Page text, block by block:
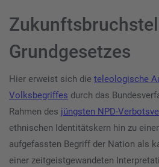
Grundgesetzes
Hier erweist sich die teleologische
Volksbegriffes durch das
Rahmen des jüngsten NPD-
ethnischen Identitätskern hin zu
aufgefassten Begriff der Nation als
einer zeitgeistgewandeten